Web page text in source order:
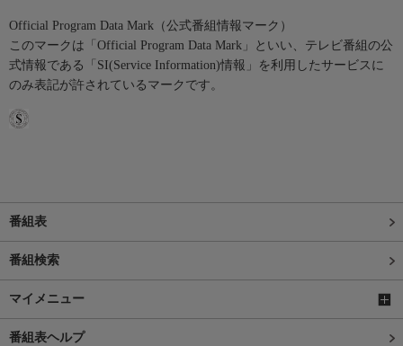
Official Program Data Mark（公式番組情報マーク）
このマークは「Official Program Data Mark」といい、テレビ番組の公
式情報である「SI(Service Information)情報」を利用したサービスに
のみ表記が許されているマークです。
番組表
番組検索
マイメニュー
番組表ヘルプ